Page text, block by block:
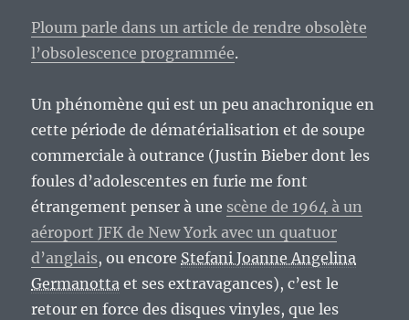
Ploum parle dans un article de rendre obsolète
l’obsolescence programmée.
Un phénomène qui est un peu anachronique en
cette période de dématérialisation et de soupe
commerciale à outrance (Justin Bieber dont les
foules d’adolescentes en furie me font
étrangement penser à une scène de 1964 à un
aéroport JFK de New York avec un quatuor
d’anglais, ou encore Stefani Joanne Angelina
Germanotta et ses extravagances), c’est le
retour en force des disques vinyles, que les